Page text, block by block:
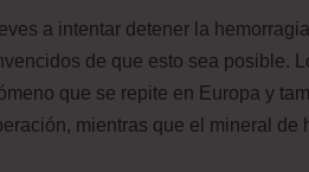
a intentar detener la
de que esto sea posible.
que se repite en Europa y
mientras que el mineral de